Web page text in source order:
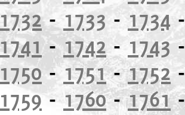
-1733- 1734
-1742 -1743
1750-1751-1752
1759-1760-1761